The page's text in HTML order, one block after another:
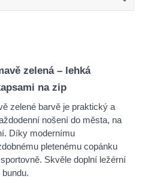
zelená – lehká
na zip
zelené barvě je praktický a
nošení do města, na
Díky modernímu
pletenému copánku
Skvěle doplní ležérní